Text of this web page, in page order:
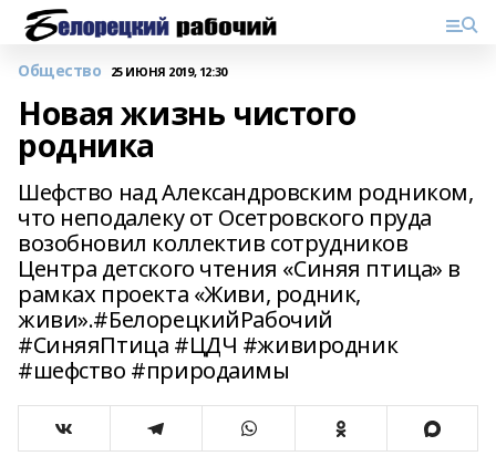
Общество 25 ИЮНЯ 2019, 12:30
Новая жизнь чистого
родника
Шефство над Александровским родником,
что неподалеку от Осетровского пруда
возобновил коллектив сотрудников
Центра детского чтения «Синяя птица» в
рамках проекта «Живи, родник,
живи».#БелорецкийРабочий
#СиняяПтица #ЦДЧ #живиродник
#шефство #природаимы